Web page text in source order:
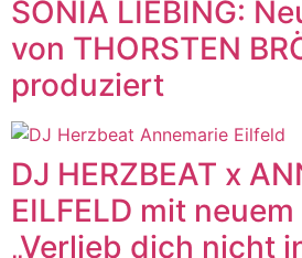
SONIA LIEBING:
von THORSTEN
produziert
DJ HERZBEAT x
EILFELD mit
„Verlieb dich nicht